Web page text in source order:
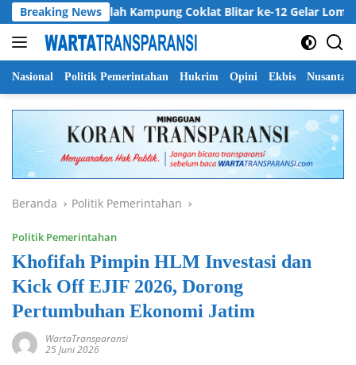
Langsung
ke
konten
Breaking News
Harlah Kampung Coklat Blitar ke-12 Gelar Lomba
Nasional Politik Pemerintahan Hukrim Opini Ekbis Nusantara
Beranda Politik Pemerintahan
Politik Pemerintahan
Khofifah Pimpin HLM Investasi dan
Kick Off EJIF 2026, Dorong
Pertumbuhan Ekonomi Jatim
WartaTransparansi
25 Juni 2026